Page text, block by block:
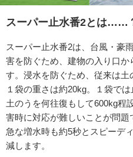
スーパー止水番2とは……
スーパー止水番2は、台風・豪
害を防ぐため、建物の入り口
す。浸水を防ぐため、従来は土
１袋の重さは約20kg。１袋で
土のうを何往復もして600kg程
害時に対応が難しいことが問
急な増水時も約5秒とスピーデ
減します。